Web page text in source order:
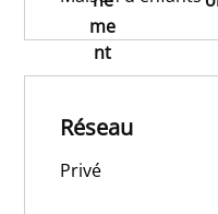
me
nt
Réseau
Privé